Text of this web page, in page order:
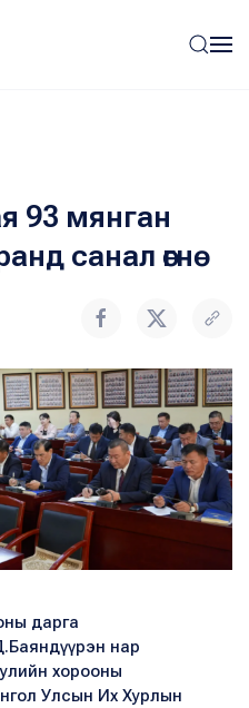
93 мянган
санал өгнө
дарга
нар
хорооны
Улсын Их Хурлын